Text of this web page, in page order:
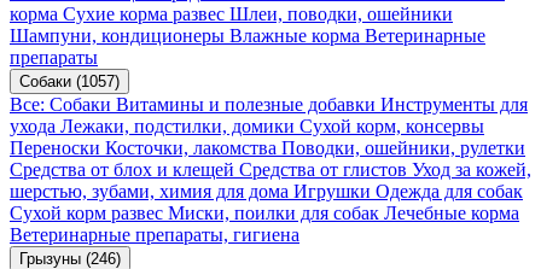
корма Сухие корма развес Шлеи, поводки, ошейники
Шампуни, кондиционеры Влажные корма Ветеринарные
препараты
Собаки (1057)
Все: Собаки Витамины и полезные добавки Инструменты для
ухода Лежаки, подстилки, домики Сухой корм, консервы
Переноски Косточки, лакомства Поводки, ошейники, рулетки
Средства от блох и клещей Средства от глистов Уход за кожей,
шерстью, зубами, химия для дома Игрушки Одежда для собак
Сухой корм развес Миски, поилки для собак Лечебные корма
Ветеринарные препараты, гигиена
Грызуны (246)